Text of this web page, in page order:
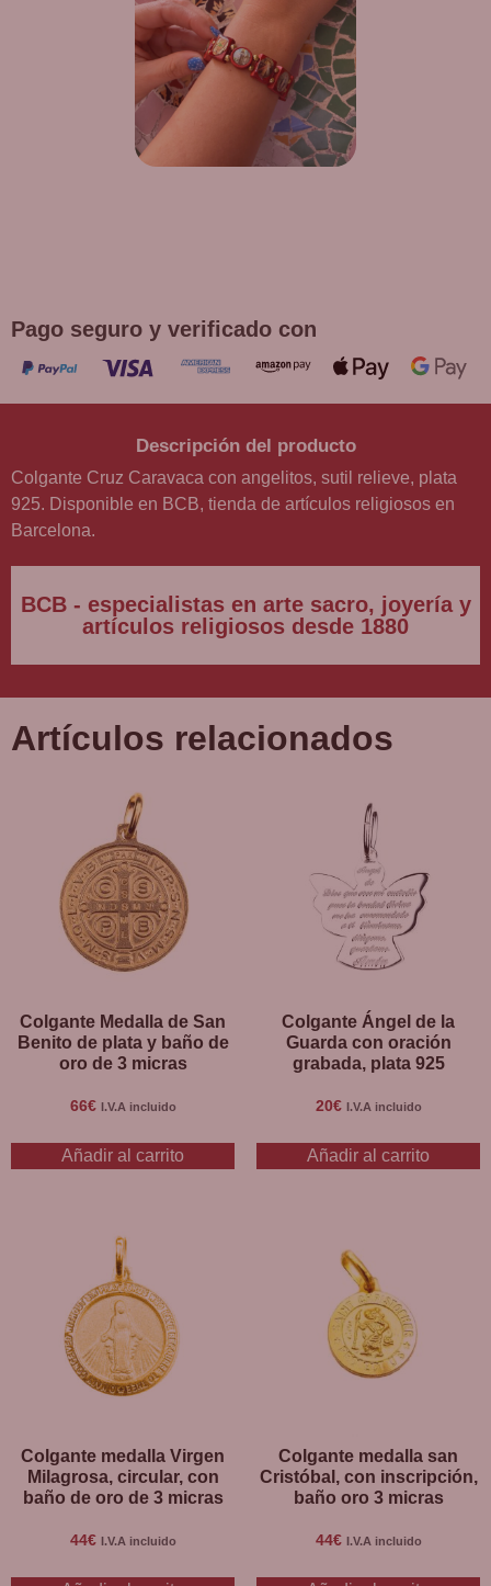
Pago seguro y verificado con
Descripción del producto
Colgante Cruz Caravaca con angelitos, sutil relieve, plata
925. Disponible en BCB, tienda de artículos religiosos en
Barcelona.
BCB - especialistas en arte sacro, joyería y
artículos religiosos desde 1880
Artículos relacionados
Colgante Medalla de San
Benito de plata y baño de
oro de 3 micras
66€ I.V.A incluido
Añadir al carrito
Colgante Ángel de la
Guarda con oración
grabada, plata 925
20€ I.V.A incluido
Añadir al carrito
Colgante medalla Virgen
Milagrosa, circular, con
baño de oro de 3 micras
44€ I.V.A incluido
Colgante medalla san
Cristóbal, con inscripción,
baño oro 3 micras
44€ I.V.A incluido